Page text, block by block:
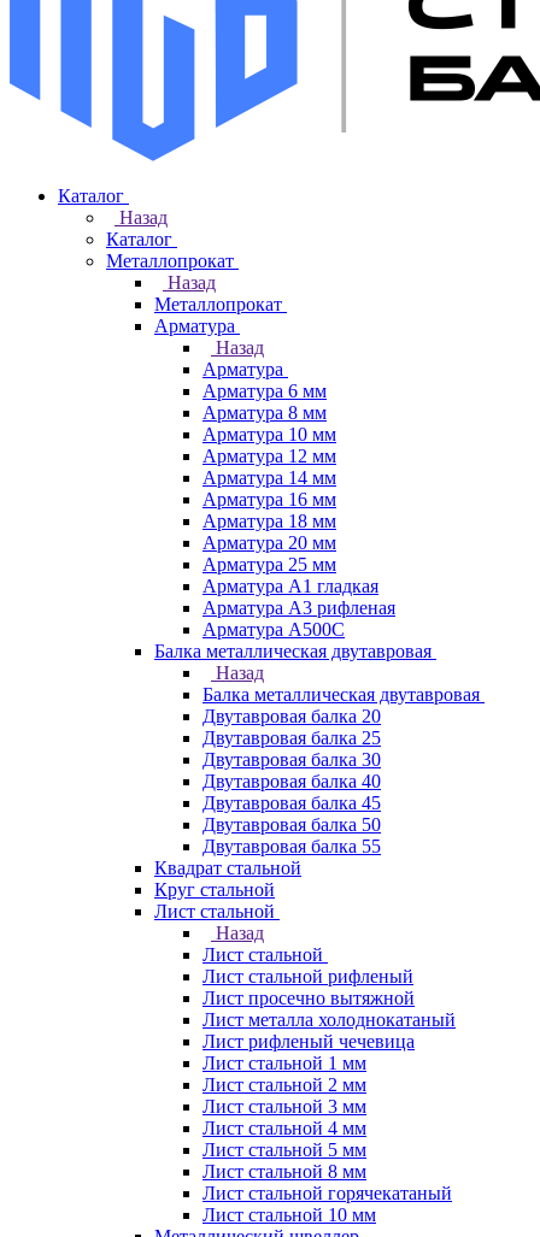
Каталог
Назад
Каталог
Металлопрокат
Назад
Металлопрокат
Арматура
Назад
Арматура
Арматура 6 мм
Арматура 8 мм
Арматура 10 мм
Арматура 12 мм
Арматура 14 мм
Арматура 16 мм
Арматура 18 мм
Арматура 20 мм
Арматура 25 мм
Арматура А1 гладкая
Арматура А3 рифленая
Арматура А500С
Балка металлическая двутавровая
Назад
Балка металлическая двутавровая
Двутавровая балка 20
Двутавровая балка 25
Двутавровая балка 30
Двутавровая балка 40
Двутавровая балка 45
Двутавровая балка 50
Двутавровая балка 55
Квадрат стальной
Круг стальной
Лист стальной
Назад
Лист стальной
Лист стальной рифленый
Лист просечно вытяжной
Лист металла холоднокатаный
Лист рифленый чечевица
Лист стальной 1 мм
Лист стальной 2 мм
Лист стальной 3 мм
Лист стальной 4 мм
Лист стальной 5 мм
Лист стальной 8 мм
Лист стальной горячекатаный
Лист стальной 10 мм